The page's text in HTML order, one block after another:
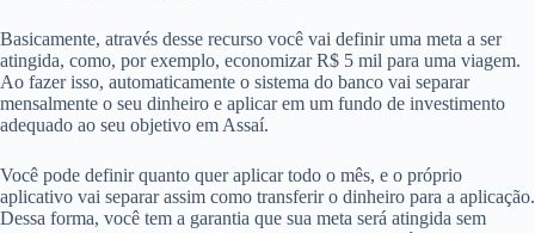
Basicamente, através desse recurso você vai definir uma meta a ser
atingida, como, por exemplo, economizar R$ 5 mil para uma viagem.
Ao fazer isso, automaticamente o sistema do banco vai separar
mensalmente o seu dinheiro e aplicar em um fundo de investimento
adequado ao seu objetivo em Assaí.
Você pode definir quanto quer aplicar todo o mês, e o próprio
aplicativo vai separar assim como transferir o dinheiro para a aplicação.
Dessa forma, você tem a garantia que sua meta será atingida sem